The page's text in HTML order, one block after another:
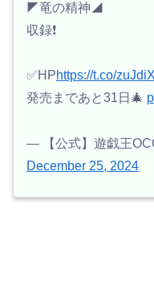
◤竜の精神◢
収録❗️
✅HPhttps://t.co/
発売まであと31日🎄
— 【公式】遊戯王
December 25, 2024